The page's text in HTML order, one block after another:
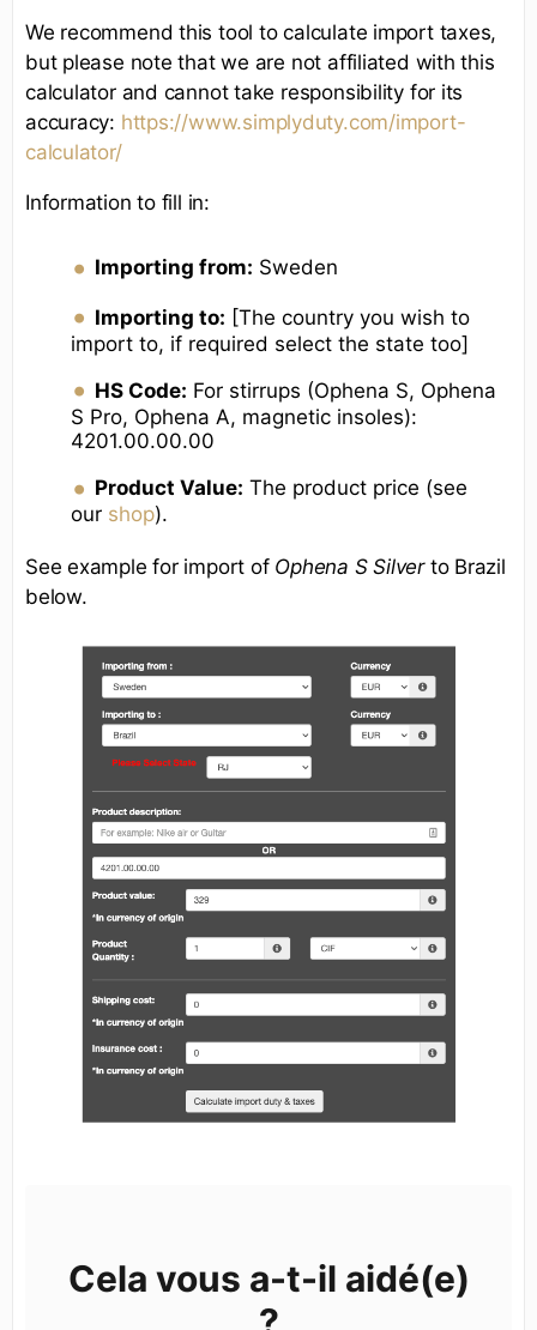
We recommend this tool to calculate import taxes,
but please note that we are not affiliated with this
calculator and cannot take responsibility for its
accuracy: https://www.simplyduty.com/import-
calculator/
Information to fill in:
Importing from: Sweden
Importing to: [The country you wish to
import to, if required select the state too]
HS Code: For stirrups (Ophena S, Ophena
S Pro, Ophena A, magnetic insoles):
4201.00.00.00
Product Value: The product price (see
our shop).
See example for import of Ophena S Silverto Brazil
below.
Cela vous a-t-il aidé(e)